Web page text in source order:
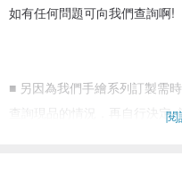
如有任何問題可向我們查詢啊!
■ 另因為我們手繪系列訂製需
查詢現品的情況，再自行決定閱